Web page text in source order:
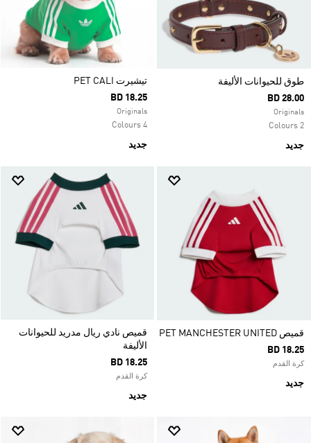
طوق للحيوانات الأليفة
BD 28.00
Originals
2 Colours
جديد
تيشيرت PET CALI
BD 18.25
Originals
4 Colours
جديد
قميص PET MANCHESTER UNITED
BD 18.25
كرة القدم
جديد
قميص نادي ريال مدريد للحيوانات
الأليفة
BD 18.25
كرة القدم
جديد